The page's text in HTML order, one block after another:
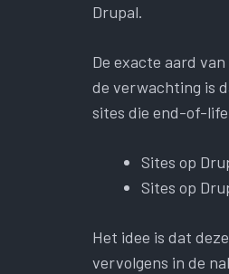
Drupal.
De exacte aard
de verwachting is
sites die end-of-
Sites op
Sites op
Het idee is dat
vervolgens in de